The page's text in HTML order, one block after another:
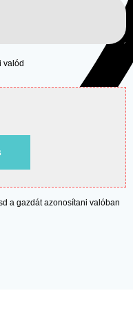
valód
a gazdát azonosítani valóban